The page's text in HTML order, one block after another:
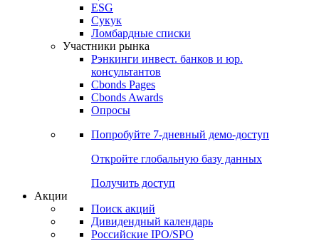
ESG
Сукук
Ломбардные списки
Участники рынка
Рэнкинги инвест. банков и юр.
консультантов
Cbonds Pages
Cbonds Awards
Опросы
Попробуйте 7-дневный демо-доступ
Откройте глобальную базу данных
Получить доступ
Акции
Поиск акций
Дивидендный календарь
Российские IPO/SPO